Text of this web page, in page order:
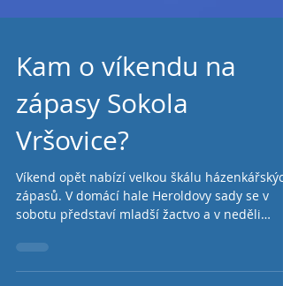
Kam o víkendu na
zápasy Sokola
Vršovice?